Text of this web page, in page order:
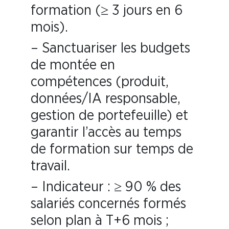
formation (≥ 3 jours en 6
mois).
– Sanctuariser les budgets
de montée en
compétences (produit,
données/IA responsable,
gestion de portefeuille) et
garantir l’accès au temps
de formation sur temps de
travail.
– Indicateur : ≥ 90 % des
salariés concernés formés
selon plan à T+6 mois ;